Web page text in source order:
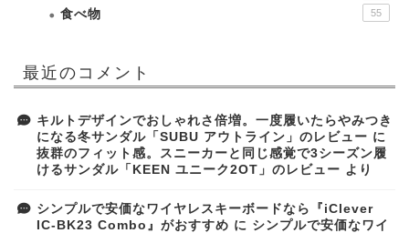
食べ物 55
最近のコメント
キルトデザインでおしゃれさ倍増。一度履いたらやみつき
になる冬サンダル「SUBU アウトライン」のレビュー に
抜群のフィット感。スニーカーと同じ感覚で3シーズン履
けるサンダル「KEEN ユニーク2OT」のレビュー より
シンプルで安価なワイヤレスキーボードなら『iClever
IC-BK23 Combo』がおすすめ に シンプルで安価なワイ